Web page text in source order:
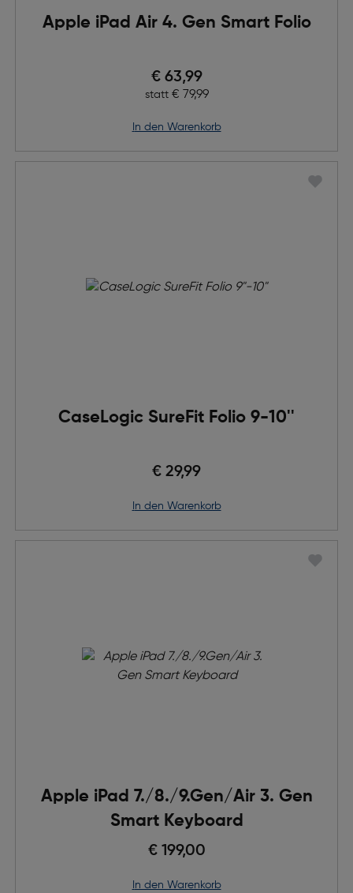
Apple iPad Air 4. Gen Smart Folio
Preis nach Rabatts
€ 63,99
statt Ursprünglicher Preis
€ 79,99
in den Warenkorb
CaseLogic SureFit Folio 9-10''
€ 29,99
in den Warenkorb
Apple iPad 7./8./9.Gen/Air 3. Gen
Smart Keyboard
€ 199,00
in den Warenkorb